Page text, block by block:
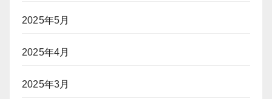
2025年5月
2025年4月
2025年3月